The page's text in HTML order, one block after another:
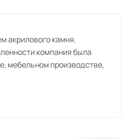
акрилового камня.
компания была
мебельном производстве,